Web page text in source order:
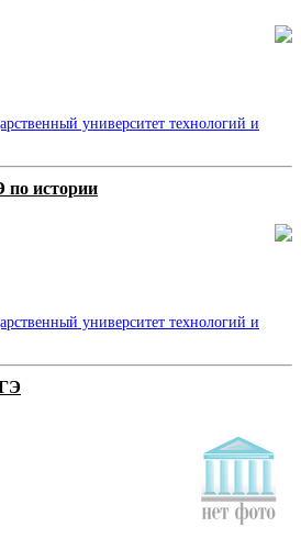
университет технологий и
по истории
университет технологий и